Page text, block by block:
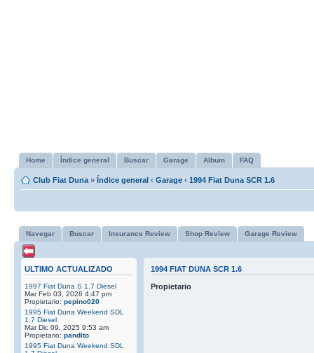
Home Índice general Buscar Garage Album FAQ
Club Fiat Duna » Índice general ‹ Garage ‹ 1994 Fiat Duna SCR 1.6
Navegar Buscar Insurance Review Shop Review Garage Review
ULTIMO ACTUALIZADO
1997 Fiat Duna S 1.7 Diesel
Mar Feb 03, 2026 4:47 pm
Propietario: pepino020
1995 Fiat Duna Weekend SDL
1.7 Diesel
Mar Dic 09, 2025 9:53 am
Propietario: pandito
1995 Fiat Duna Weekend SDL
1994 FIAT DUNA SCR 1.6
Propietario